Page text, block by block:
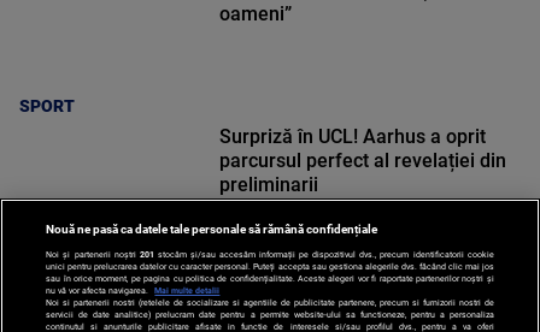
SPORT
oameni”
SPORT
Surpriză în UCL! Aarhus a oprit
parcursul perfect al revelației din
preliminarii
Nouă ne pasă ca datele tale personale să rămână confidențiale
Noi și partenerii noștri 201 stocăm și/sau accesăm informații pe dispozitivul dvs., precum identificatorii cookie
unici pentru prelucrarea datelor cu caracter personal. Puteți accepta sau gestiona alegerile dvs. făcând clic mai jos
sau în orice moment, pe pagina cu politica de confidențialitate. Aceste alegeri vor fi raportate partenerilor noștri și
nu vă vor afecta navigarea.
Mai multe detalii
Noi si partenerii nostri (retelele de socializare si agentiile de publicitate partenere, precum si furnizorii nostri de
servicii de date analitice) prelucram date pentru a permite website-ului sa functioneze, pentru a personaliza
continutul si anunturile publicitare afisate in functie de interesele si/sau profilul dvs., pentru a va oferi